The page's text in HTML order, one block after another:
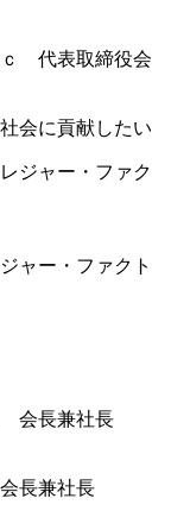
ｃ 代表取締役会
会に貢献したい
ャー・ファクト
長兼社長